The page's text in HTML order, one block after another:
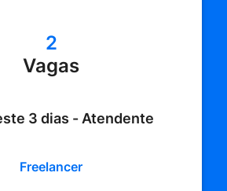
2
Vagas
3 dias - Atendente
Freelancer